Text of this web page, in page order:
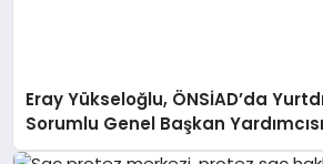
Eray Yükseloğlu, ÖNSİAD’da
Sorumlu Genel Başkan